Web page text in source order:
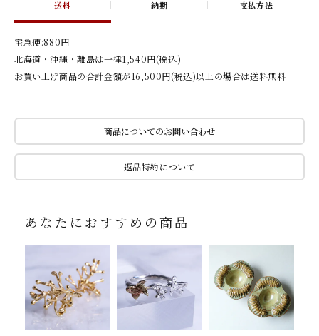
送料 納期 支払方法
宅急便:880円
北海道・沖縄・離島は一律1,540円(税込)
お買い上げ商品の合計金額が16,500円(税込)以上の場合は送料無料
商品についてのお問い合わせ
返品特約について
あなたにおすすめの商品